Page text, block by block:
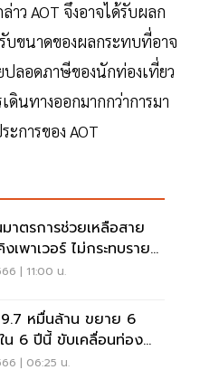
าว AOT จึงอาจได้รับผลก
บขนาดของผลกระทบที่อาจ
ปลอดภาษีของนักท่องเที่ยว
นทางออกมากกว่าการมา
ะการของ AOT
าตรการช่วยเหลือสาย
เพาเวอร์ ไม่กระทบราย
| 11:00 น.
หมื่นล้าน ขยาย 6
น 6 ปีนี้ ขับเคลื่อนท่อง
| 06:25 น.